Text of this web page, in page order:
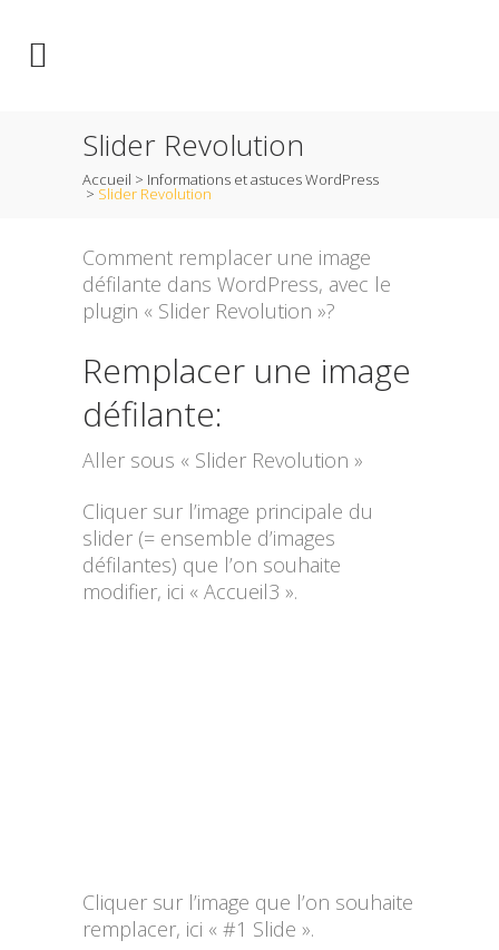
Slider Revolution
Accueil > Informations et astuces WordPress
> Slider Revolution
Comment remplacer une image
défilante dans WordPress, avec le
plugin « Slider Revolution »?
Remplacer une image
défilante:
Aller sous « Slider Revolution »
Cliquer sur l’image principale du
slider (= ensemble d’images
défilantes) que l’on souhaite
modifier, ici « Accueil3 ».
Cliquer sur l’image que l’on souhaite
remplacer, ici « #1 Slide ».